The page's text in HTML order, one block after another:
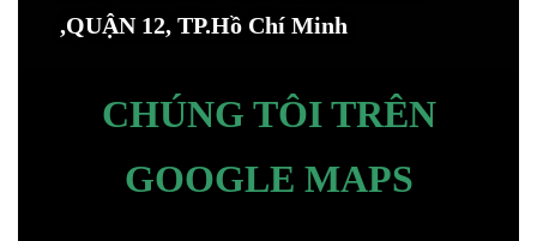
,QUẬN 12, TP.Hồ Chí Minh
CHÚNG TÔI TRÊN
GOOGLE MAPS